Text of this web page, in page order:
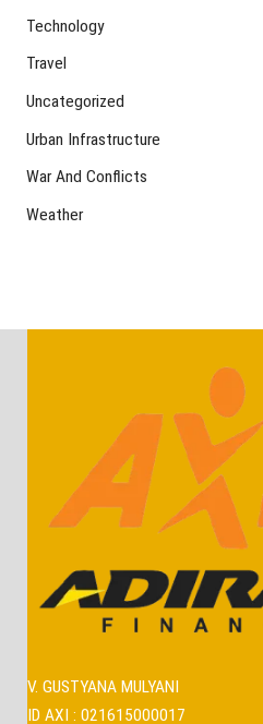
Technology
Travel
Uncategorized
Urban Infrastructure
War And Conflicts
Weather
V. GUSTYANA MULYANI
ID AXI : 021615000017